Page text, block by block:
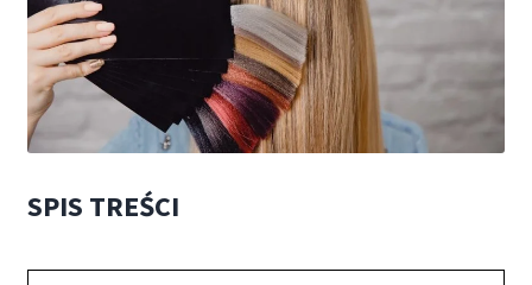
SPIS TREŚCI